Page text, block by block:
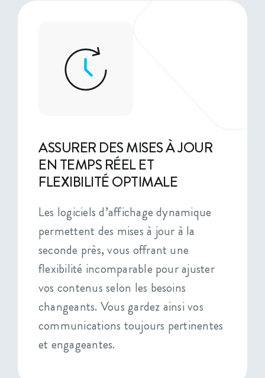
ASSURER DES MISES À JOUR
EN TEMPS RÉEL ET
FLEXIBILITÉ OPTIMALE
Les logiciels d’affichage dynamique
permettent des mises à jour à la
seconde près, vous offrant une
flexibilité incomparable pour ajuster
vos contenus selon les besoins
changeants. Vous gardez ainsi vos
communications toujours pertinentes
et engageantes.